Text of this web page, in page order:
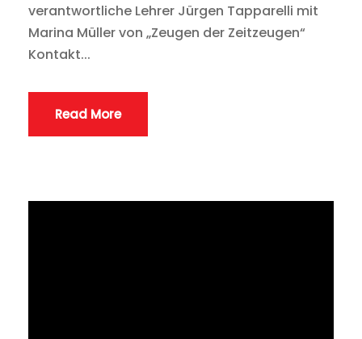
verantwortliche Lehrer Jürgen Tapparelli mit
Marina Müller von „Zeugen der Zeitzeugen“
Kontakt...
Read More